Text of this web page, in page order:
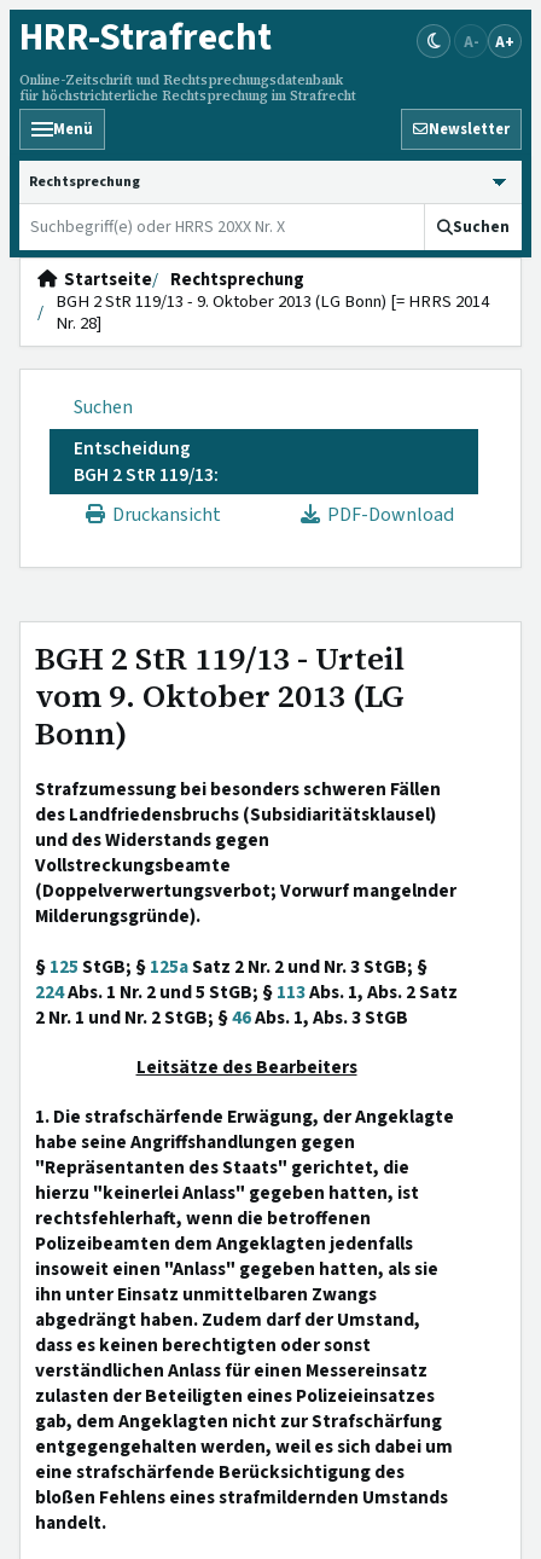
HRR-Strafrecht
Online-Zeitschrift und Rechtsprechungsdatenbank
für höchstrichterliche Rechtsprechung im Strafrecht
A- A+
Menü Newsletter
HRRS durchsuchen
Suchen
Startseite
Rechtsprechung
BGH 2 StR 119/13 - 9. Oktober 2013 (LG Bonn) [= HRRS 2014
Nr. 28]
Suchen
Entscheidung
BGH 2 StR 119/13:
Druckansicht
PDF-Download
BGH 2 StR 119/13 - Urteil
vom 9. Oktober 2013 (LG
Bonn)
Strafzumessung bei besonders schweren Fällen
des Landfriedensbruchs (Subsidiaritätsklausel)
und des Widerstands gegen
Vollstreckungsbeamte
(Doppelverwertungsverbot; Vorwurf mangelnder
Milderungsgründe).
§125StGB; §125aSatz 2 Nr. 2 und Nr. 3 StGB; §
224Abs. 1 Nr. 2 und 5 StGB; §113Abs. 1, Abs. 2 Satz
2 Nr. 1 und Nr. 2 StGB; §46Abs. 1, Abs. 3 StGB
Leitsätze des Bearbeiters
1. Die strafschärfende Erwägung, der Angeklagte
habe seine Angriffshandlungen gegen
"Repräsentanten des Staats" gerichtet, die
hierzu "keinerlei Anlass" gegeben hatten, ist
rechtsfehlerhaft, wenn die betroffenen
Polizeibeamten dem Angeklagten jedenfalls
insoweit einen "Anlass" gegeben hatten, als sie
ihn unter Einsatz unmittelbaren Zwangs
abgedrängt haben. Zudem darf der Umstand,
dass es keinen berechtigten oder sonst
verständlichen Anlass für einen Messereinsatz
zulasten der Beteiligten eines Polizeieinsatzes
gab, dem Angeklagten nicht zur Strafschärfung
entgegengehalten werden, weil es sich dabei um
eine strafschärfende Berücksichtigung des
bloßen Fehlens eines strafmildernden Umstands
handelt.